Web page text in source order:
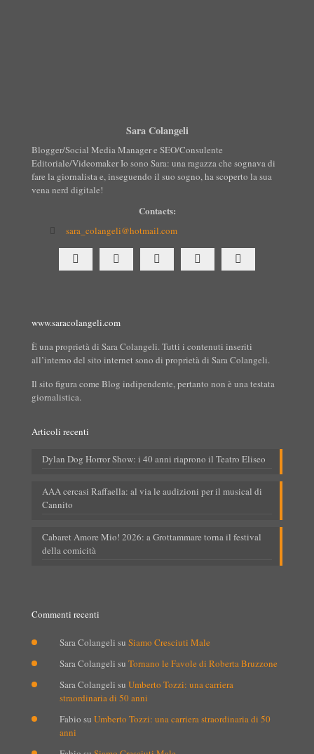
Sara Colangeli
Blogger/Social Media Manager e SEO/Consulente
Editoriale/Videomaker Io sono Sara: una ragazza che sognava di
fare la giornalista e, inseguendo il suo sogno, ha scoperto la sua
vena nerd digitale!
Contacts:
sara_colangeli@hotmail.com
www.saracolangeli.com
È una proprietà di Sara Colangeli. Tutti i contenuti inseriti
all’interno del sito internet sono di proprietà di Sara Colangeli.
Il sito figura come Blog indipendente, pertanto non è una testata
giornalistica.
Articoli recenti
Dylan Dog Horror Show: i 40 anni riaprono il Teatro Eliseo
AAA cercasi Raffaella: al via le audizioni per il musical di
Cannito
Cabaret Amore Mio! 2026: a Grottammare torna il festival
della comicità
Commenti recenti
Sara Colangeli su Siamo Cresciuti Male
Sara Colangeli su Tornano le Favole di Roberta Bruzzone
Sara Colangeli su Umberto Tozzi: una carriera
straordinaria di 50 anni
Fabio su Umberto Tozzi: una carriera straordinaria di 50
anni